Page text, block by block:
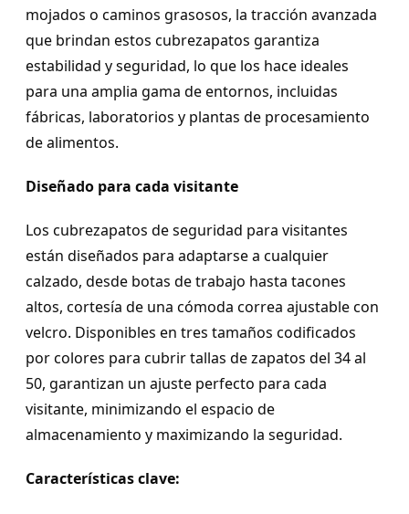
mojados o caminos grasosos, la tracción avanzada
que brindan estos cubrezapatos garantiza
estabilidad y seguridad, lo que los hace ideales
para una amplia gama de entornos, incluidas
fábricas, laboratorios y plantas de procesamiento
de alimentos.
Diseñado para cada visitante
Los cubrezapatos de seguridad para visitantes
están diseñados para adaptarse a cualquier
calzado, desde botas de trabajo hasta tacones
altos, cortesía de una cómoda correa ajustable con
velcro. Disponibles en tres tamaños codificados
por colores para cubrir tallas de zapatos del 34 al
50, garantizan un ajuste perfecto para cada
visitante, minimizando el espacio de
almacenamiento y maximizando la seguridad.
Características clave: